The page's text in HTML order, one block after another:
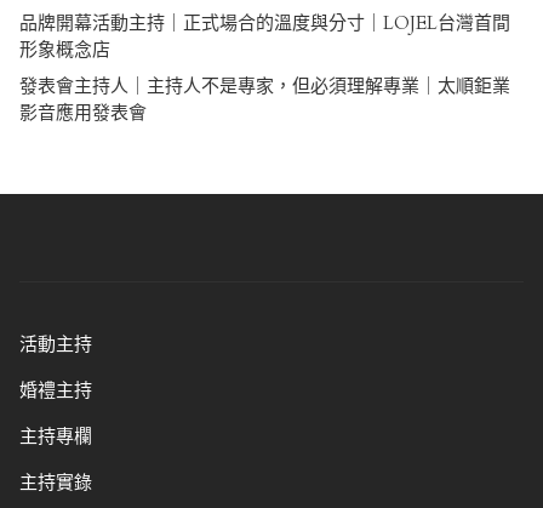
品牌開幕活動主持｜正式場合的溫度與分寸｜LOJEL台灣首間
形象概念店
發表會主持人｜主持人不是專家，但必須理解專業｜太順鉅業
影音應用發表會
活動主持
婚禮主持
主持專欄
主持實錄